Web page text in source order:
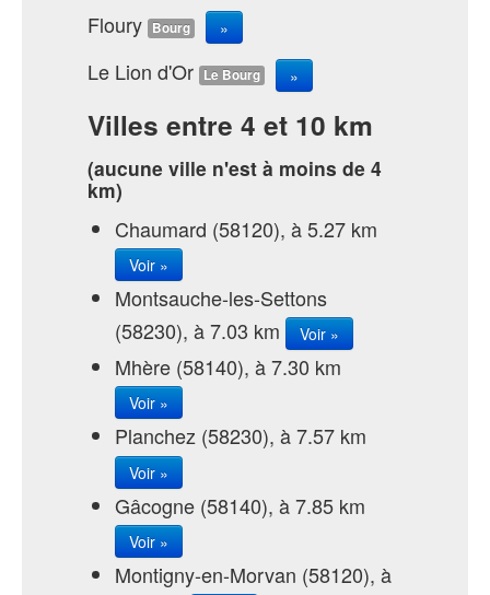
Floury Bourg »
Le Lion d'Or Le Bourg »
Villes entre 4 et 10 km
(aucune ville n'est à moins de 4
km)
Chaumard (58120), à 5.27 km
Voir »
Montsauche-les-Settons
(58230), à 7.03 km
Voir »
Mhère (58140), à 7.30 km
Voir »
Planchez (58230), à 7.57 km
Voir »
Gâcogne (58140), à 7.85 km
Voir »
Montigny-en-Morvan (58120), à